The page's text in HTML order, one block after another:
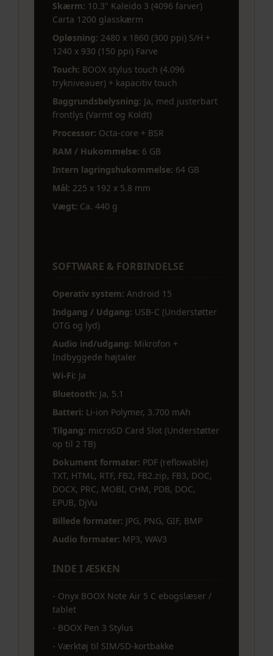
Skærm: 10.3" Kaleido 3 (4096 farver)
Carta 1200 glasskærm
Opløsning: 2480 x 1860 (300 ppi) S/H +
1240 x 930 (150 ppi) Farve
Touch: BOOX stylus touch (4.096
trykniveauer) + kapacitiv touch
Baggrundsbelysning: Ja, med justerbart
frontlys (Varmt og Koldt)
Processor: Octa-core + BSR
RAM / Hukommelse: 6 GB
Intern lagringshukommelse: 64 GB
Mål: 225 x 192 x 5.8 mm
Vægt: Ca. 440 g
SOFTWARE & FORBINDELSE
Operativ system: Android 15
Indgang / Udgang: USB-C (Understøtter
OTG og lyd)
Audio ind/udgang: Mikrofon +
Indbyggede højtaler
Wi-Fi: Ja
Bluetooth: Ja, 5.1
Batteri: Li-ion Polymer, 3.700 mAh
Tilgang: microSD Card Slot (Understøtter
op til 2 TB)
Dokument formater: PDF (reflowable)
TXT, HTML, RTF, FB2, FB2.zip, FB3, DOC,
DOCX, PRC, MOBI, CHM, PDB, DOC,
EPUB, DjVu
Billede formater: JPG, PNG, GIF, BMP
Audio formater: MP3, WAV3
INDE I ÆSKEN
- Onyx BOOX Note Air 5 C ebogslæser /
tablet
- BOOX Pen 3 Stylus
- Værktøj til SIM/SD-kortbakke